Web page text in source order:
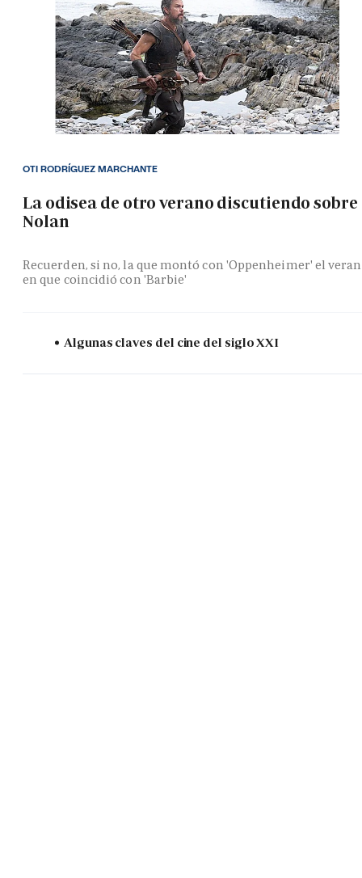
La odisea de otro verano discutiendo sobre
Nolan
Recuerden, si no, la que montó con 'Oppenheimer' el
en que coincidió con 'Barbie'
OTI RODRÍGUEZ MARCHANTE
Algunas claves del cine del siglo XXI